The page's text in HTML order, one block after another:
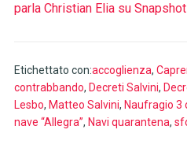
parla Christian Elia su
Etichettato con:accoglienza,
contrabbando, Decreti Salvini,
Lesbo, Matteo Salvini, Naufragio 3
nave “Allegra”, Navi quarantena,